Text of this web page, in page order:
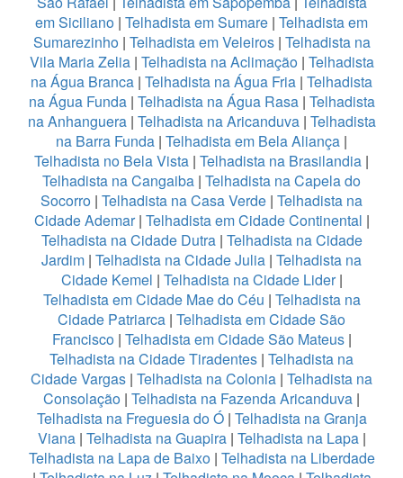
em Siciliano | Telhadista em Sumare | Telhadista em
Sumarezinho| Telhadista em Veleiros| Telhadista na
Vila Maria Zelia| Telhadista na Aclimação| Telhadista
na Água Branca | Telhadista na Água Fria | Telhadista
na Água Funda| Telhadista na Água Rasa | Telhadista
na Anhanguera| Telhadista na Aricanduva| Telhadista
na Barra Funda | Telhadista em Bela Aliança |
Telhadista no Bela Vista | Telhadista na Brasilandia |
Telhadista na Cangaiba | Telhadista na Capela do
Socorro | Telhadista na Casa Verde | Telhadista na
Cidade Ademar| Telhadista em Cidade Continental |
Telhadista na Cidade Dutra | Telhadista na Cidade
Jardim | Telhadista na Cidade Julia | Telhadista na
Cidade Kemel | Telhadista na Cidade Lider|
Telhadista em Cidade Mae do Céu | Telhadista na
Cidade Patriarca | Telhadista em Cidade São
Francisco | Telhadista em Cidade São Mateus|
Telhadista na Cidade Tiradentes | Telhadista na
Cidade Vargas | Telhadista na Colonia | Telhadista na
Consolação | Telhadista na Fazenda Aricanduva |
Telhadista na Freguesia do Ó| Telhadista na Granja
Viana| Telhadista na Guapira| Telhadista na Lapa|
Telhadista na Lapa de Baixo | Telhadista na Liberdade